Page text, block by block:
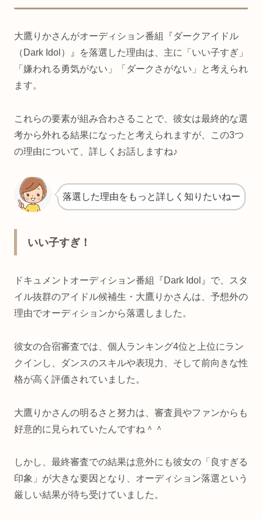
大鷹りかさんがオーディション番組『ダークアイドル
（Dark Idol）』を落選した理由は、主に「いい子すぎ」
「嫌われる勇気がない」「ダークさがない」と考えられ
ます。
これらの要素が組み合わさることで、彼女は最終的な選
考から外れる結果になったと考えられますが、この3つ
の理由について、詳しくお話しますね♪
落選した理由をもっと詳しく知りたいねー
いい子すぎ！
ドキュメントオーディション番組『Dark Idol』で、スタ
イル抜群のアイドル候補生・大鷹りかさんは、予想外の
理由でオーディションから落選しました。
彼女の合宿審査では、個人ランキング4位と上位にラン
クインし、ダンスのスキルや表現力、そして前向きな性
格が高く評価されていました。
大鷹りかさんの明るさと努力は、審査員やファンからも
好意的に見られていたんですね＾＾
しかし、最終審査での結果は意外にも彼女の「良すぎる
印象」が大きな要因となり、オーディション落選という
厳しい結果が待ち受けていました。